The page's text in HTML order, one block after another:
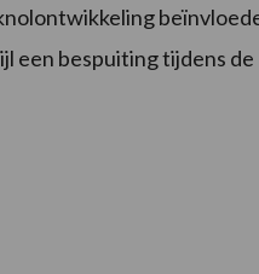
een bespuiting tijdens de